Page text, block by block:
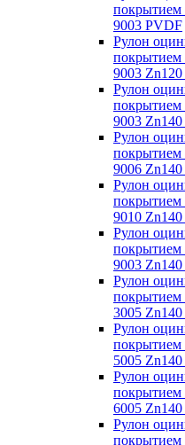
9003 PVDF
Рулон
9003 Zn120
Рулон
9003 Zn140
Рулон
9006 Zn140
Рулон
9010 Zn140
Рулон
9003 Zn140
Рулон
3005 Zn140
Рулон
5005 Zn140
Рулон
6005 Zn140
Рулон